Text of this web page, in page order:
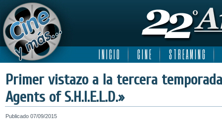
I N I C I O C I N E S T R E A M I N G
Primer vistazo a la tercera
Agents of S.H.I.E.L.D.»
Publicado 07/09/2015